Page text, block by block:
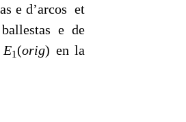
e d’arcos et
e de
E1(orig) en la